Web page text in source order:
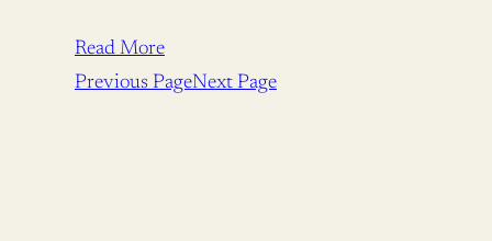
Read More
Previous PageNext Page